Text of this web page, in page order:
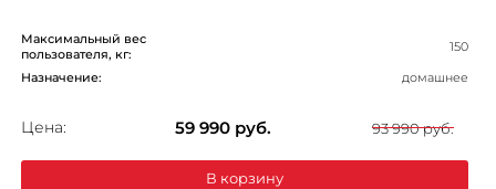
Максимальный вес
пользователя, кг:
150
Назначение:
домашнее
Цена: 59 990 руб. 93 990 руб.
В корзину